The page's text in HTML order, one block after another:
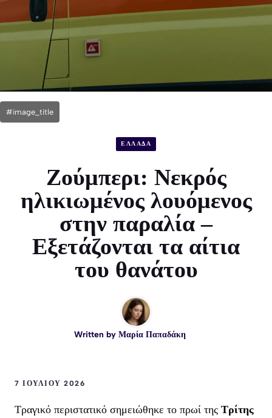
#image_title
ΕΛΛΑΔΑ
Ζούμπερι: Νεκρός
ηλικιωμένος λουόμενος
στην παραλία –
Εξετάζονται τα αίτια
του θανάτου
Written by Μαρία Παπαδάκη
7 ΙΟΥΛΊΟΥ 2026
Τραγικό περιστατικό σημειώθηκε το πρωί της Τρίτης